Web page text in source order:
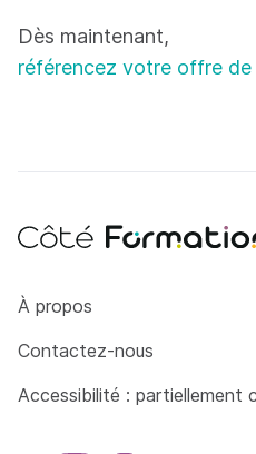
Dès maintenant,
référencez votre offre
Côté Formations
À propos
Contactez-nous
Accessibilité : partiellement